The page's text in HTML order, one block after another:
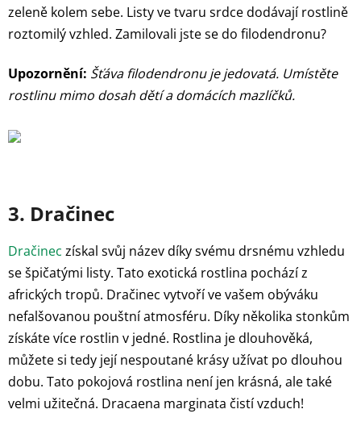
zeleně kolem sebe. Listy ve tvaru srdce dodávají rostlině
roztomilý vzhled. Zamilovali jste se do filodendronu?
Upozornění: Šťáva filodendronu je jedovatá. Umístěte
rostlinu mimo dosah dětí a domácích mazlíčků.
3. Dračinec
Dračinec získal svůj název díky svému drsnému vzhledu
se špičatými listy. Tato exotická rostlina pochází z
afrických tropů. Dračinec vytvoří ve vašem obýváku
nefalšovanou pouštní atmosféru. Díky několika stonkům
získáte více rostlin v jedné. Rostlina je dlouhověká,
můžete si tedy její nespoutané krásy užívat po dlouhou
dobu. Tato pokojová rostlina není jen krásná, ale také
velmi užitečná. Dracaena marginata čistí vzduch!